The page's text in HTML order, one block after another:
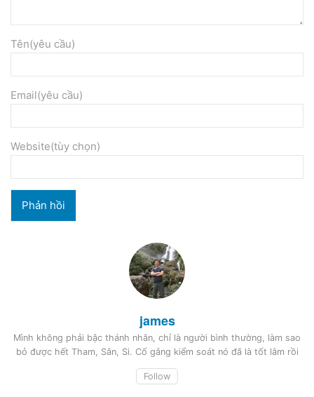
Tên(yêu cầu)
Email(yêu cầu)
Website(tùy chọn)
james
Mình không phải bậc thánh nhân, chỉ là người bình thường, làm sao
bỏ được hết Tham, Sân, Si. Cố gắng kiểm soát nó đã là tốt lắm rồi
Follow